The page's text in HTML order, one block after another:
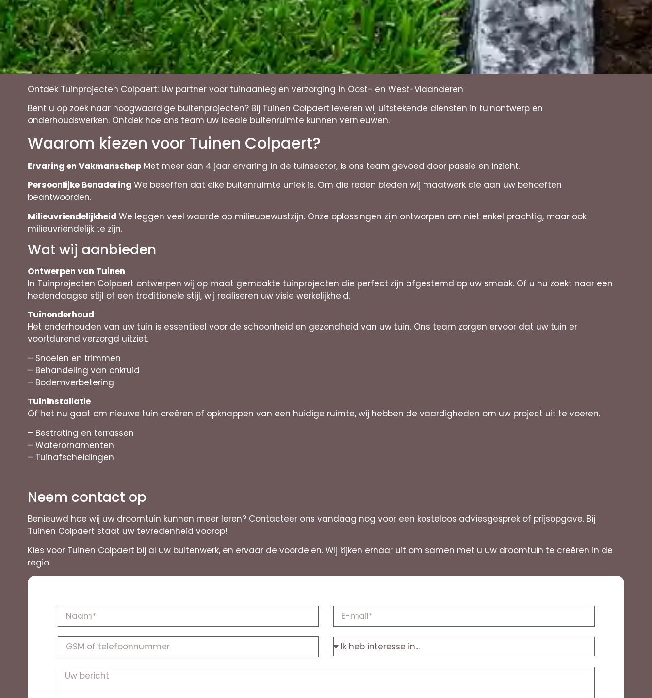
Ontdek Tuinprojecten Colpaert: Uw partner voor tuinaanleg en verzorging in Oost- en West-Vlaanderen
Bent u op zoek naar hoogwaardige buitenprojecten? Bij Tuinen Colpaert leveren wij uitstekende diensten in tuinontwerp en
onderhoudswerken. Ontdek hoe ons team uw ideale buitenruimte kunnen vernieuwen.
Waarom kiezen voor Tuinen Colpaert?
Ervaring en Vakmanschap Met meer dan 4 jaar ervaring in de tuinsector, is ons team gevoed door passie en inzicht.
Persoonlijke Benadering We beseffen dat elke buitenruimte uniek is. Om die reden bieden wij maatwerk die aan uw behoeften
beantwoorden.
Milieuvriendelijkheid We leggen veel waarde op milieubewustzijn. Onze oplossingen zijn ontworpen om niet enkel prachtig, maar ook
milieuvriendelijk te zijn.
Wat wij aanbieden
Ontwerpen van Tuinen
In Tuinprojecten Colpaert ontwerpen wij op maat gemaakte tuinprojecten die perfect zijn afgestemd op uw smaak. Of u nu zoekt naar een
hedendaagse stijl of een traditionele stijl, wij realiseren uw visie werkelijkheid.
Tuinonderhoud
Het onderhouden van uw tuin is essentieel voor de schoonheid en gezondheid van uw tuin. Ons team zorgen ervoor dat uw tuin er
voortdurend verzorgd uitziet.
– Snoeien en trimmen
– Behandeling van onkruid
– Bodemverbetering
Tuininstallatie
Of het nu gaat om nieuwe tuin creëren of opknappen van een huidige ruimte, wij hebben de vaardigheden om uw project uit te voeren.
– Bestrating en terrassen
– Waterornamenten
– Tuinafscheidingen
Neem contact op
Benieuwd hoe wij uw droomtuin kunnen meer leren? Contacteer ons vandaag nog voor een kosteloos adviesgesprek of prijsopgave. Bij
Tuinen Colpaert staat uw tevredenheid voorop!
Kies voor Tuinen Colpaert bij al uw buitenwerk, en ervaar de voordelen. Wij kijken ernaar uit om samen met u uw droomtuin te creëren in de
regio.